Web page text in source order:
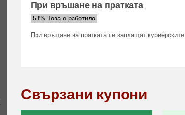
При връщане на пратката
58% Това е работило
При връщане на пратката се заплащат
Свързани купони